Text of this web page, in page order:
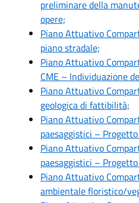
preliminare della
opere;
Piano Attuativo
piano stradale;
Piano Attuativo
CME – Individuazione
Piano Attuativo
geologica di fattibilità;
Piano Attuativo
paesaggistici –
Piano Attuativo
paesaggistici –
Piano Attuativo
ambientale floristico/